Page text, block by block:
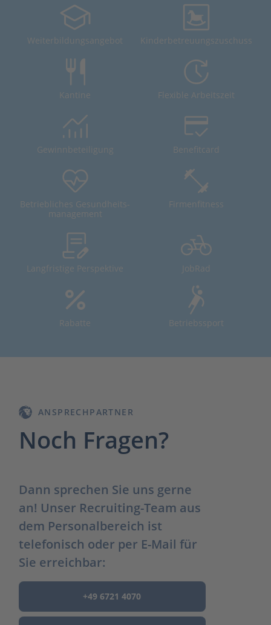
Weiterbildungsangebot Kinderbetreuungszuschuss
Kantine Flexible Arbeitszeit
Gewinnbeteiligung Benefitcard
Betriebliches Gesundheits-
management
Firmenfitness
Langfristige Perspektive JobRad
Rabatte Betriebssport
ANSPRECHPARTNER
Noch Fragen?
Dann sprechen Sie uns gerne
an! Unser Recruiting-Team aus
dem Personalbereich ist
telefonisch oder per E-Mail für
Sie erreichbar:
+49 6721 4070